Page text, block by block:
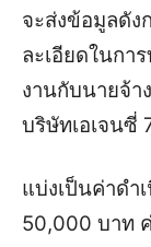
จะส่งข้อมูลดัง
ละเอียดในกา
งานกับนายจ้า
บริษัทเอเจนซี่
แบ่งเป็นค่าดำ
50,000 บาท